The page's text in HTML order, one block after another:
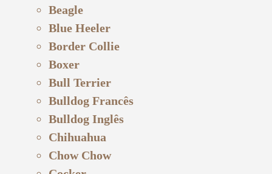
Beagle
Blue Heeler
Border Collie
Boxer
Bull Terrier
Bulldog Francês
Bulldog Inglês
Chihuahua
Chow Chow